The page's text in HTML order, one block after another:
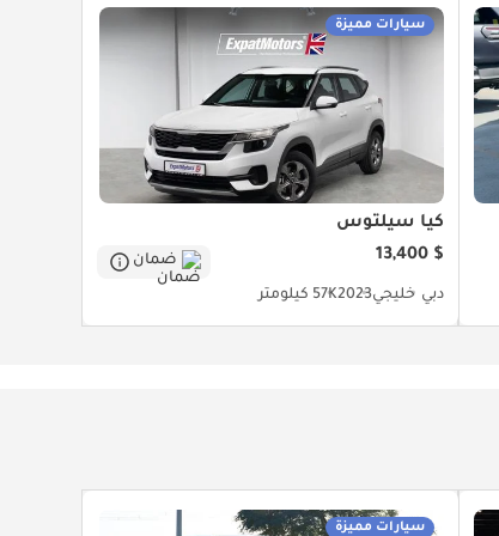
سيارات مميزة
كيا سيلتوس
$ 13,400
ضمان
دبي خليجي202357K كيلومتر
سيارات مميزة